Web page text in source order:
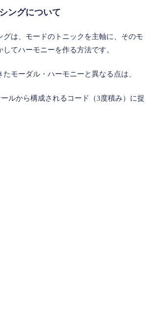
ングについて
グは、モードのトニックを主軸に、そのモ
てハーモニーを作る方法です。
たモーダル・ハーモニーと異なる点は、
ルから構成されるコード（3度積み）に捉